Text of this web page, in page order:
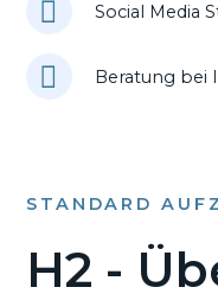
Social Media
Beratung bei
STANDARD
H2 -